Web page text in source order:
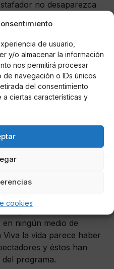
de usuario,
y/o almacenar la información
nos permitirá procesar
navegación o IDs únicos
del consentimiento
ciertas características y
cookies
no desaparezca
la vida'." "La culpa la
del programa por
el lugar de un
redes. "Que despidan al
es una vergüenza". Cabe
15 días ya pidieron a
cordobés aunque la
caso omiso.
llevan meses
definitiva de
de Mediaset
que podíamos ver hace
de Twitter
ningún medio de
la vida parece haber
y éstos han
programa.